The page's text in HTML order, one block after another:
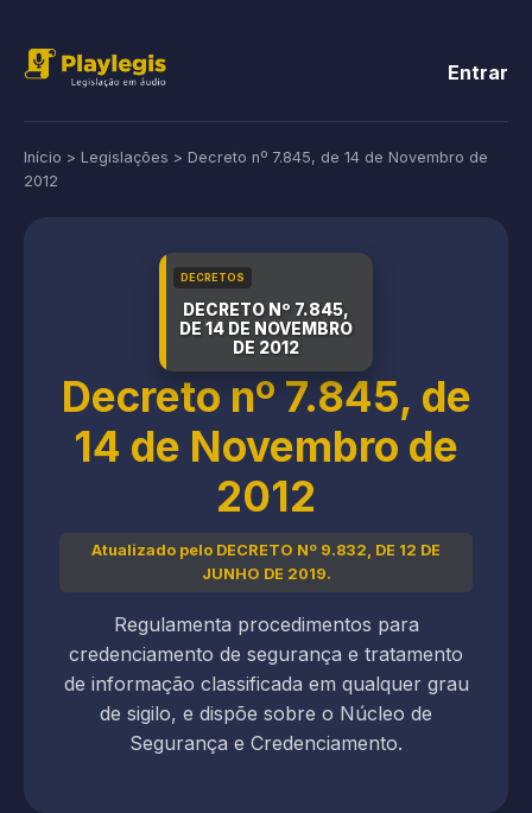
Entrar
Início > Legislações > Decreto nº 7.845, de 14 de Novembro de
2012
DECRETOS
DECRETO Nº 7.845,
DE 14 DE NOVEMBRO
DE 2012
Decreto nº 7.845, de
14 de Novembro de
2012
Atualizado pelo DECRETO Nº 9.832, DE 12 DE
JUNHO DE 2019.
Regulamenta procedimentos para
credenciamento de segurança e tratamento
de informação classificada em qualquer grau
de sigilo, e dispõe sobre o Núcleo de
Segurança e Credenciamento.